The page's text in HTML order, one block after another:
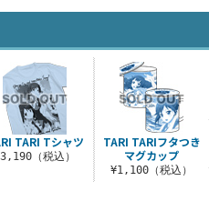
TARI Tシャツ
（税込）
TARI TARIフタつき
マグカップ
¥1,100（税込）